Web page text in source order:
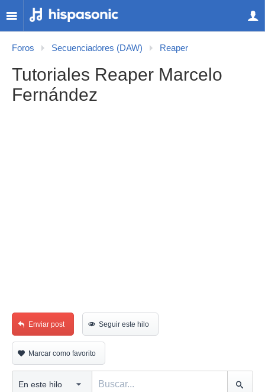
Foros Secuenciadores (DAW) Reaper
Tutoriales Reaper Marcelo
Fernández
Enviar post Seguir este hilo
Marcar como favorito